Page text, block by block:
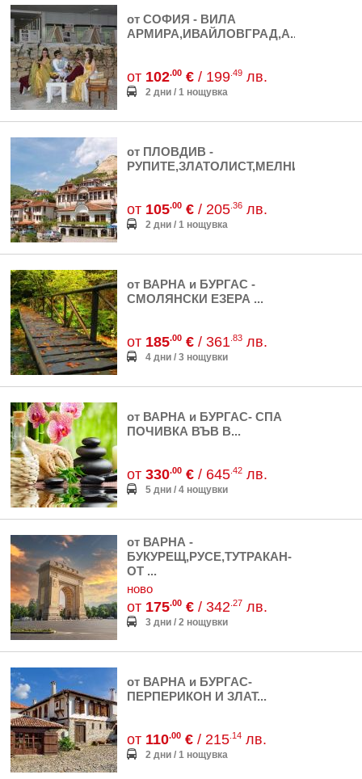
от СОФИЯ - ВИЛА
АРМИРА,ИВАЙЛОВГРАД,А...
от 102.00 € / 199 .49 лв.
2 дни / 1 нощувка
от ПЛОВДИВ -
РУПИТЕ,ЗЛАТОЛИСТ,МЕЛНИК...
от 105.00 € / 205 .36 лв.
2 дни / 1 нощувка
от ВАРНА и БУРГАС -
СМОЛЯНСКИ ЕЗЕРА ...
от 185.00 € / 361 .83 лв.
4 дни / 3 нощувки
от ВАРНА и БУРГАС- СПА
ПОЧИВКА ВЪВ В...
от 330.00 € / 645 .42 лв.
5 дни / 4 нощувки
от ВАРНА -
БУКУРЕЩ,РУСЕ,ТУТРАКАН-
ОТ ...
ново
от 175.00 € / 342 .27 лв.
3 дни / 2 нощувки
от ВАРНА и БУРГАС-
ПЕРПЕРИКОН И ЗЛАТ...
от 110.00 € / 215 .14 лв.
2 дни / 1 нощувка